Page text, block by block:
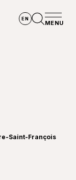
EN
MENU
Saint-François